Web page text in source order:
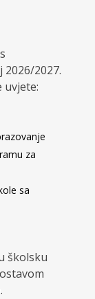
2026/2027.
uvjete:
za
sa
školsku